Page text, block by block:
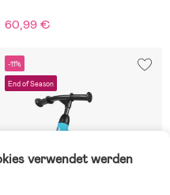
60,99 €
-11%
End of Season
verwendet werden